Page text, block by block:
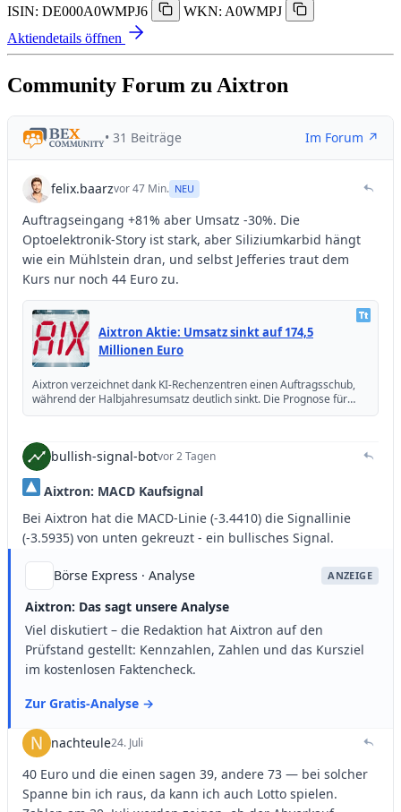
ISIN: DE000A0WMPJ6
WKN: A0WMPJ
Aktiendetails öffnen
Community Forum zu Aixtron